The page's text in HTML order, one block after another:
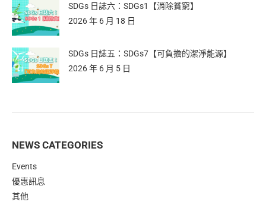
SDGs 日誌六：SDGs1【消除貧窮】
2026 年 6 月 18 日
SDGs 日誌五：SDGs7【可負擔的潔淨能源】
2026 年 6 月 5 日
NEWS CATEGORIES
Events
優惠訊息
其他